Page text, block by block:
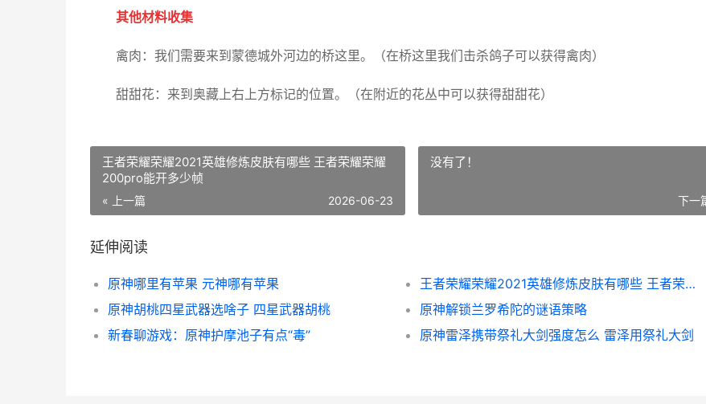
其他材料收集
禽肉：我们需要来到蒙德城外河边的桥这里。（在桥这里我们击杀鸽子可以获得禽肉）
甜甜花：来到奥藏上右上方标记的位置。（在附近的花丛中可以获得甜甜花）
王者荣耀荣耀2021英雄修炼皮肤有哪些 王者荣耀荣耀
200pro能开多少帧
« 上一篇 2026-06-23
没有了！
下一
延伸阅读
原神哪里有苹果 元神哪有苹果
王者荣耀荣耀2021英雄修炼皮肤有哪些 王者荣耀荣耀200pro能开多少帧
原神胡桃四星武器选啥子 四星武器胡桃
原神解锁兰罗希陀的谜语策略
新春聊游戏：原神护摩池子有点“毒”
原神雷泽携带祭礼大剑强度怎么 雷泽用祭礼大剑